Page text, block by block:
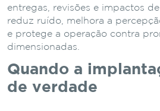
entregas, revisões e impactos
reduz ruído, melhora a
e protege a operação contra
dimensionadas.
Quando a
de verdade